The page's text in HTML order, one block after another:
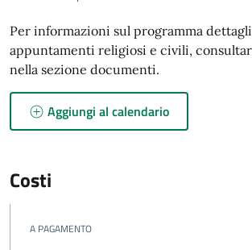
Per informazioni sul programma
appuntamenti religiosi e civili,
nella sezione documenti.
Aggiungi al calendario
Costi
A PAGAMENTO